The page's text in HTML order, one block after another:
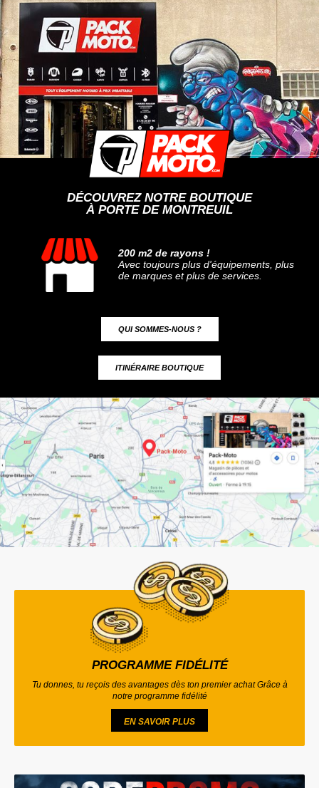
DÉCOUVREZ NOTRE BOUTIQUE
À PORTE DE MONTREUIL
200 m2 de rayons !
Avec toujours plus d'équipements, plus
de marques et plus de services.
QUI SOMMES-NOUS ?
ITINÉRAIRE BOUTIQUE
PROGRAMME FIDÉLITÉ
Tu donnes, tu reçois des avantages dès ton premier achat Grâce à
notre programme fidélité
EN SAVOIR PLUS